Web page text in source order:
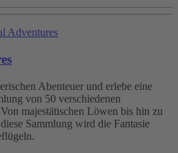
Abenteuer und erlebe eine
von 50 verschiedenen
majestätischen Löwen bis hin zu
Sammlung wird die Fantasie